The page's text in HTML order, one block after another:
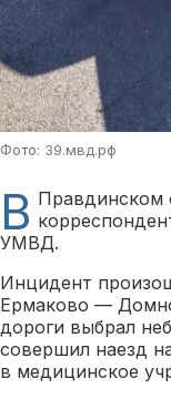
Фото: 39.мвд.рф
В Правдинском
УМВД.
Инцидент
Ермаково —
дороги выбрал
совершил наезд
в медицинское